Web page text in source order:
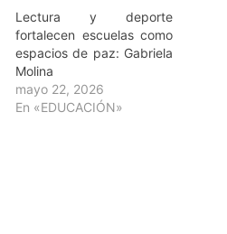
Lectura y deporte
fortalecen escuelas como
espacios de paz: Gabriela
Molina
mayo 22, 2026
En «EDUCACIÓN»